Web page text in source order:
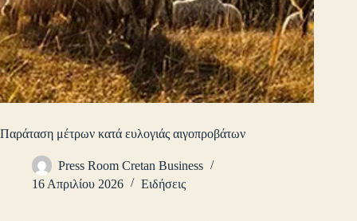
Παράταση μέτρων κατά ευλογιάς αιγοπροβάτων
Press Room Cretan Business
16 Απριλίου 2026
Ειδήσεις